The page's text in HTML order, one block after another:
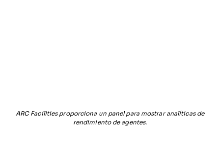
ARC Facilities proporciona un panel para mostrar analíticas de
rendimiento de agentes.